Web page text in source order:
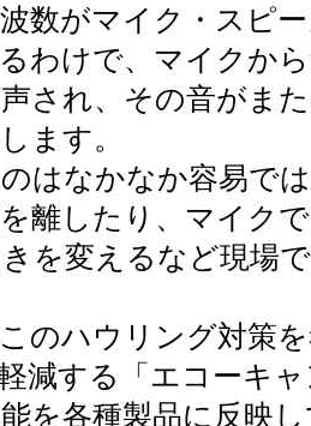
数がマイク・スピ
わけで、マイクか
され、その音がま
ます。
はなかなか容易で
離したり、マイク
を変えるなど現場
のハウリング対策
減する「エコーキ
を各種製品に反映